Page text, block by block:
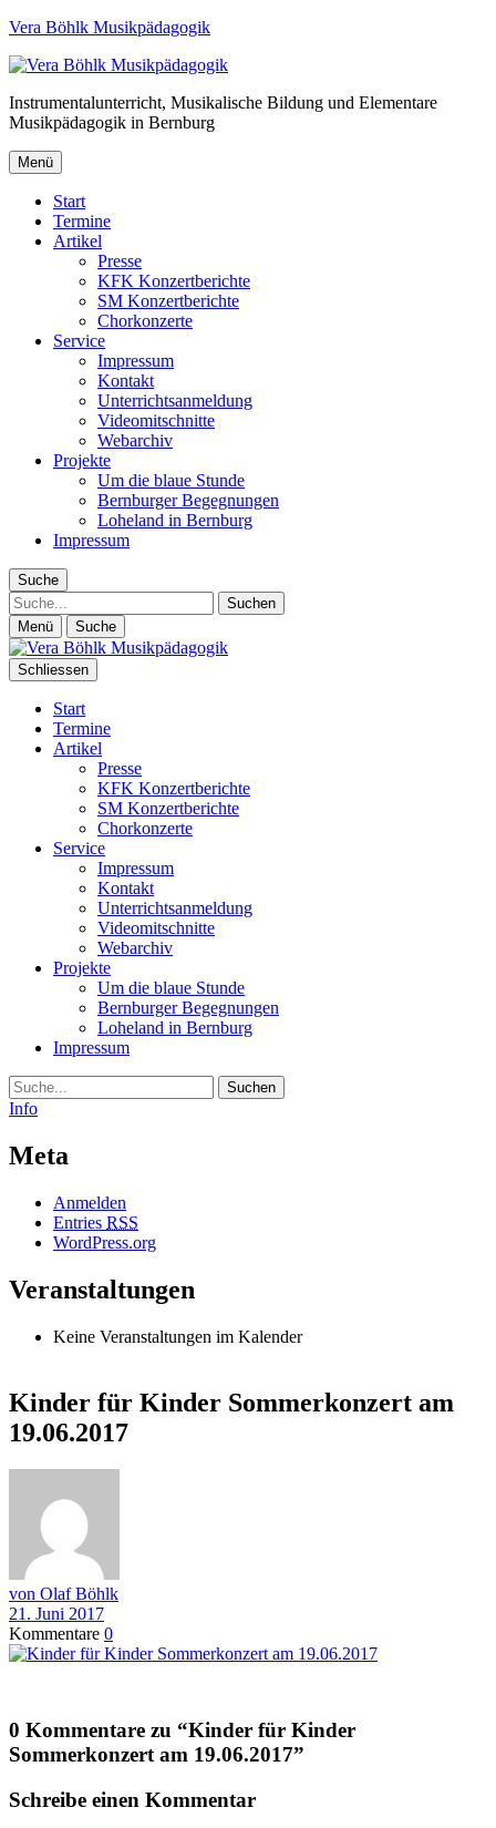
Vera Böhlk Musikpädagogik
Instrumentalunterricht, Musikalische Bildung und Elementare
Musikpädagogik in Bernburg
Menü
Start
Termine
Artikel
Presse
KFK Konzertberichte
SM Konzertberichte
Chorkonzerte
Service
Impressum
Kontakt
Unterrichtsanmeldung
Videomitschnitte
Webarchiv
Projekte
Um die blaue Stunde
Bernburger Begegnungen
Loheland in Bernburg
Impressum
Suche
Suche
Menü Suche
Schliessen
Start
Termine
Artikel
Presse
KFK Konzertberichte
SM Konzertberichte
Chorkonzerte
Service
Impressum
Kontakt
Unterrichtsanmeldung
Videomitschnitte
Webarchiv
Projekte
Um die blaue Stunde
Bernburger Begegnungen
Loheland in Bernburg
Impressum
Suche
Info
Meta
Anmelden
Entries RSS
WordPress.org
Veranstaltungen
Keine Veranstaltungen im Kalender
Kinder für Kinder Sommerkonzert am
19.06.2017
von Olaf Böhlk
21. Juni 2017
Kommentare 0
0 Kommentare zu “Kinder für Kinder
Sommerkonzert am 19.06.2017”
Schreibe einen Kommentar